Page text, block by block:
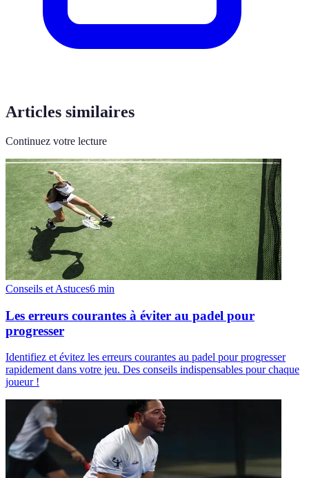
Articles similaires
Continuez votre lecture
Conseils et Astuces6 min
Les erreurs courantes à éviter au padel pour
progresser
Identifiez et évitez les erreurs courantes au padel pour progresser
rapidement dans votre jeu. Des conseils indispensables pour chaque
joueur !